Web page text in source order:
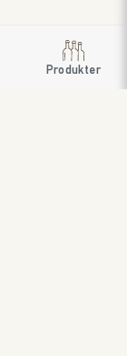
Produkter